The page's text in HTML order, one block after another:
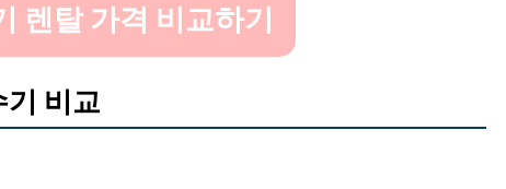
렌탈 가격 비교하기
기 비교